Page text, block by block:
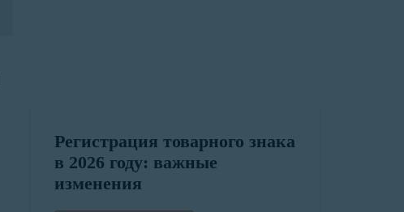
Регистрация товарного знака
в 2026 году: важные
изменения